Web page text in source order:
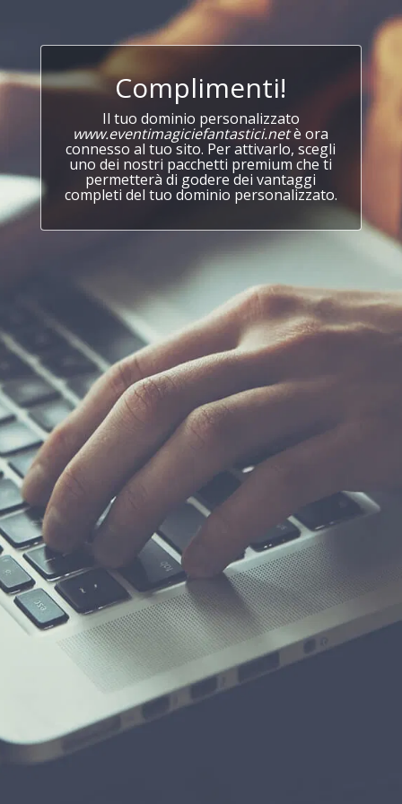
Complimenti!
Il tuo dominio personalizzato
www.eventimagiciefantastici.netè ora
connesso al tuo sito. Per attivarlo, scegli
uno dei nostri pacchetti premium che ti
permetterà di godere dei vantaggi
completi del tuo dominio personalizzato.